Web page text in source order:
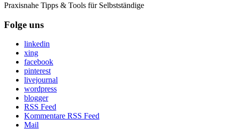
Praxisnahe Tipps & Tools für Selbstständige
Folge uns
linkedin
xing
facebook
pinterest
livejournal
wordpress
blogger
RSS Feed
Kommentare RSS Feed
Mail